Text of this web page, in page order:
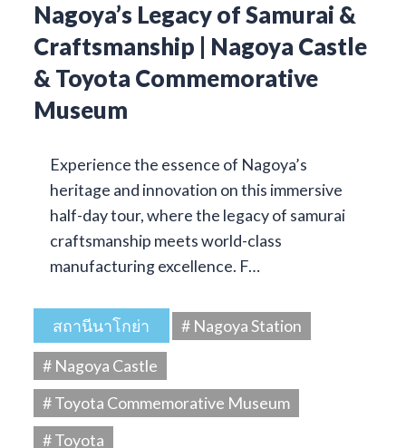
Nagoya’s Legacy of Samurai &
Craftsmanship | Nagoya Castle
& Toyota Commemorative
Museum
Experience the essence of Nagoya’s
heritage and innovation on this immersive
half-day tour, where the legacy of samurai
craftsmanship meets world-class
manufacturing excellence. F…
สถานีนาโกย่า
# Nagoya Station
# Nagoya Castle
# Toyota Commemorative Museum
# Toyota